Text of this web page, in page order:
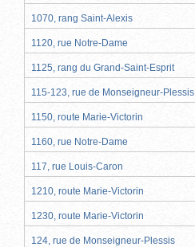
1070, rang Saint-Alexis
1120, rue Notre-Dame
1125, rang du Grand-Saint-Esprit
115-123, rue de Monseigneur-Plessis
1150, route Marie-Victorin
1160, rue Notre-Dame
117, rue Louis-Caron
1210, route Marie-Victorin
1230, route Marie-Victorin
124, rue de Monseigneur-Plessis